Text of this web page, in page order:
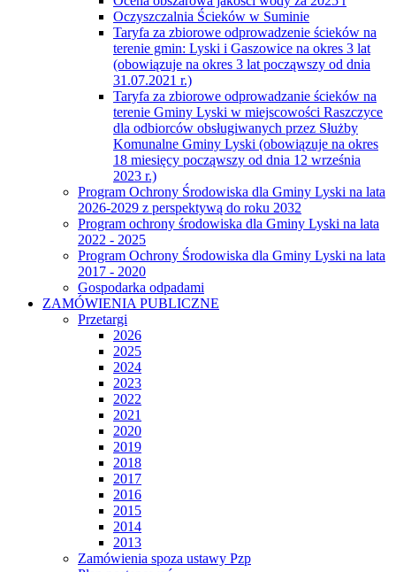
Oczyszczalnia Ścieków w Suminie
Taryfa za zbiorowe odprowadzenie ścieków na
terenie gmin: Lyski i Gaszowice na okres 3 lat
(obowiązuje na okres 3 lat począwszy od dnia
31.07.2021 r.)
Taryfa za zbiorowe odprowadzanie ścieków na
terenie Gminy Lyski w miejscowości Raszczyce
dla odbiorców obsługiwanych przez Służby
Komunalne Gminy Lyski (obowiązuje na okres
18 miesięcy począwszy od dnia 12 września
2023 r.)
Program Ochrony Środowiska dla Gminy Lyski na lata
2026-2029 z perspektywą do roku 2032
Program ochrony środowiska dla Gminy Lyski na lata
2022 - 2025
Program Ochrony Środowiska dla Gminy Lyski na lata
2017 - 2020
Gospodarka odpadami
ZAMÓWIENIA PUBLICZNE
Przetargi
2026
2025
2024
2023
2022
2021
2020
2019
2018
2017
2016
2015
2014
2013
Zamówienia spoza ustawy Pzp